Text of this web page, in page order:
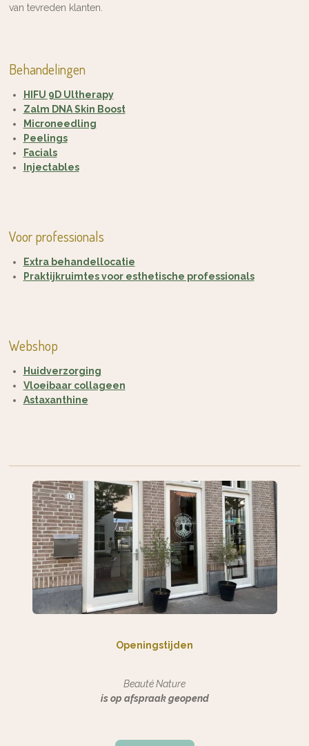
van tevreden klanten.
Behandelingen
HIFU 9D Ultherapy
Zalm DNA Skin Boost
Microneedling
Peelings
Facials
Injectables
Voor professionals
Extra behandellocatie
Praktijkruimtes voor esthetische professionals
Webshop
Huidverzorging
Vloeibaar collageen
Astaxanthine
Openingstijden
Beauté Nature
is op afspraak geopend